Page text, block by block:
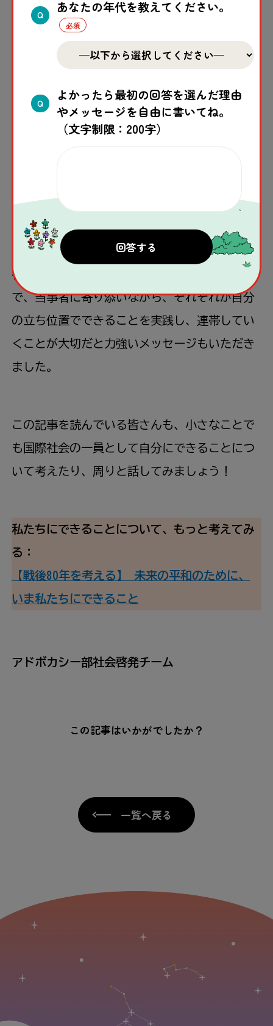
きか について葛藤
いだ
日本 被爆
を掲げる国として、世界でさらに平和
をリードしていってほしいとの期待が伝えられ
ました。
こと、また
ではないからこそ
できることについてご
れました。
社会
で、当事者に寄り添いながら、それぞれが自分
の立ち位置でできることを実践 し、連帯 してい
くことが大切だと 力強いメッセージもいただき
ました。
この記事を読んでいる皆さんも、 小さなことで
も 国際社会の一員 として自分にできることにつ
いて考えたり、 周 りと話 してみましょう！
私たちにできることについて、もっと考えてみ
る：
【戦後80年を考える】 未来の平和 のために、
いま私たちにできること
アドボカシー部社会啓発チーム
この記事はいかがでしたか？
一覧へ戻る
Q
あなたの年代を教えてください。
Q
よかったら最初の回答を選んだ理由
やメッセージを自由に書いてね。
（文字制限：200字）